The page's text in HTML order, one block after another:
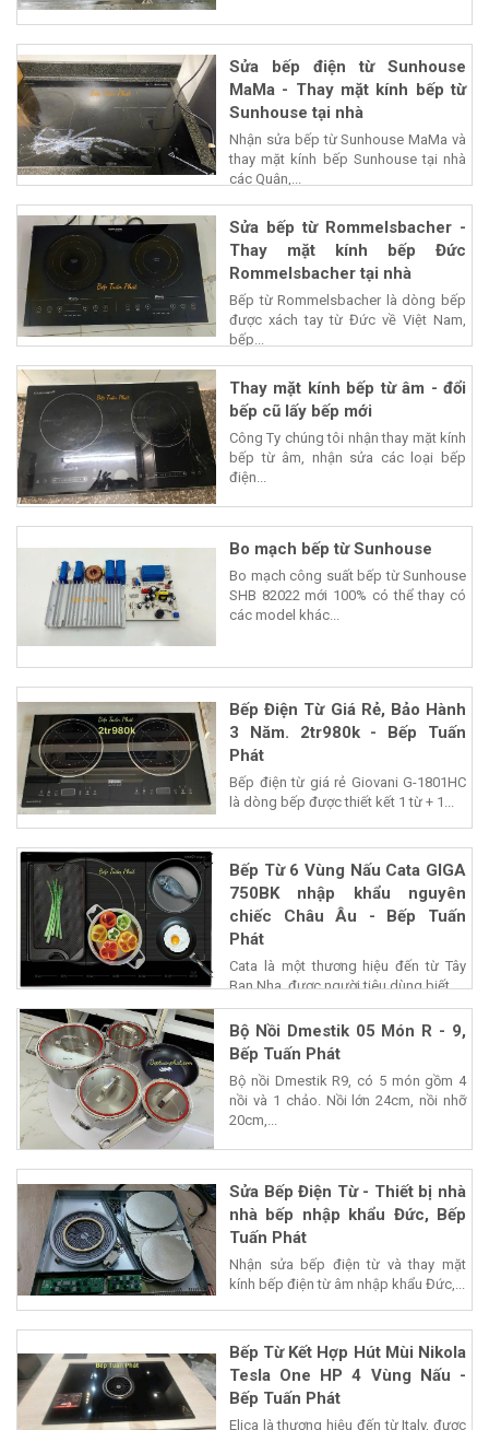
Sửa bếp điện từ Sunhouse
MaMa - Thay mặt kính bếp từ
Sunhouse tại nhà
Nhận sửa bếp từ Sunhouse MaMa và
thay mặt kính bếp Sunhouse tại nhà
các Quận,...
Sửa bếp từ Rommelsbacher -
Thay mặt kính bếp Đức
Rommelsbacher tại nhà
Bếp từ Rommelsbacher là dòng bếp
được xách tay từ Đức về Việt Nam,
bếp...
Thay mặt kính bếp từ âm - đổi
bếp cũ lấy bếp mới
Công Ty chúng tôi nhận thay mặt kính
bếp từ âm, nhận sửa các loại bếp
điện...
Bo mạch bếp từ Sunhouse
Bo mạch công suất bếp từ Sunhouse
SHB 82022 mới 100% có thể thay có
các model khác...
Bếp Điện Từ Giá Rẻ, Bảo Hành
3 Năm. 2tr980k - Bếp Tuấn
Phát
Bếp điện từ giá rẻ Giovani G-1801HC
là dòng bếp được thiết kết 1 từ + 1...
Bếp Từ 6 Vùng Nấu Cata GIGA
750BK nhập khẩu nguyên
chiếc Châu Âu - Bếp Tuấn
Phát
Cata là một thương hiệu đến từ Tây
Ban Nha, được người tiêu dùng biết...
Bộ Nồi Dmestik 05 Món R - 9,
Bếp Tuấn Phát
Bộ nồi Dmestik R9, có 5 món gồm 4
nồi và 1 chảo. Nồi lớn 24cm, nồi nhỡ
20cm,...
Sửa Bếp Điện Từ - Thiết bị nhà
nhà bếp nhập khẩu Đức, Bếp
Tuấn Phát
Nhận sửa bếp điện từ và thay mặt
kính bếp điện từ âm nhập khẩu Đức,...
Bếp Từ Kết Hợp Hút Mùi Nikola
Tesla One HP 4 Vùng Nấu -
Bếp Tuấn Phát
Elica là thương hiệu đến từ Italy, được